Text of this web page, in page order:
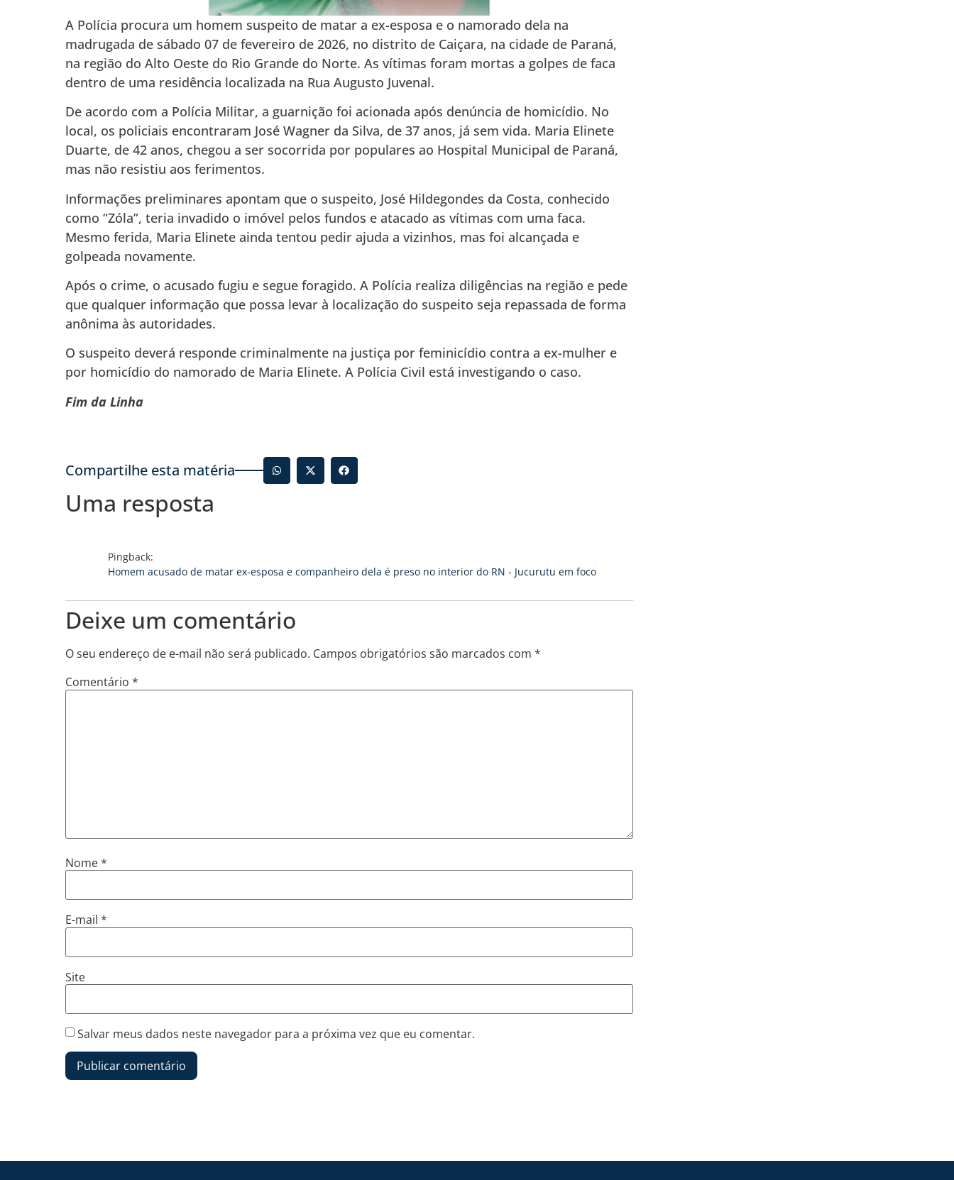
A Polícia procura um homem suspeito de matar a ex-esposa e o namorado dela na
madrugada de sábado 07 de fevereiro de 2026, no distrito de Caiçara, na cidade de Paraná,
na região do Alto Oeste do Rio Grande do Norte. As vítimas foram mortas a golpes de faca
dentro de uma residência localizada na Rua Augusto Juvenal.
De acordo com a Polícia Militar, a guarnição foi acionada após denúncia de homicídio. No
local, os policiais encontraram José Wagner da Silva, de 37 anos, já sem vida. Maria Elinete
Duarte, de 42 anos, chegou a ser socorrida por populares ao Hospital Municipal de Paraná,
mas não resistiu aos ferimentos.
Informações preliminares apontam que o suspeito, José Hildegondes da Costa, conhecido
como “Zóla”, teria invadido o imóvel pelos fundos e atacado as vítimas com uma faca.
Mesmo ferida, Maria Elinete ainda tentou pedir ajuda a vizinhos, mas foi alcançada e
golpeada novamente.
Após o crime, o acusado fugiu e segue foragido. A Polícia realiza diligências na região e pede
que qualquer informação que possa levar à localização do suspeito seja repassada de forma
anônima às autoridades.
O suspeito deverá responde criminalmente na justiça por feminicídio contra a ex-mulher e
por homicídio do namorado de Maria Elinete. A Polícia Civil está investigando o caso.
Fim da Linha
Compartilhe esta matéria
Uma resposta
Pingback:
Homem acusado de matar ex-esposa e companheiro dela é preso no interior do RN - Jucurutu em foco
Deixe um comentário
O seu endereço de e-mail não será publicado. Campos obrigatórios são marcados com *
Comentário *
Nome*
E-mail *
Site
Salvar meus dados neste navegador para a próxima vez que eu comentar.